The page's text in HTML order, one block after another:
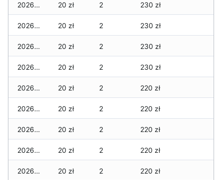
2026-04-10 20 zł 2 230 zł
2026-04-09 20 zł 2 230 zł
2026-04-08 20 zł 2 230 zł
2026-04-07 20 zł 2 230 zł
2026-04-06 20 zł 2 220 zł
2026-04-05 20 zł 2 220 zł
2026-04-04 20 zł 2 220 zł
2026-04-03 20 zł 2 220 zł
2026-04-02 20 zł 2 220 zł